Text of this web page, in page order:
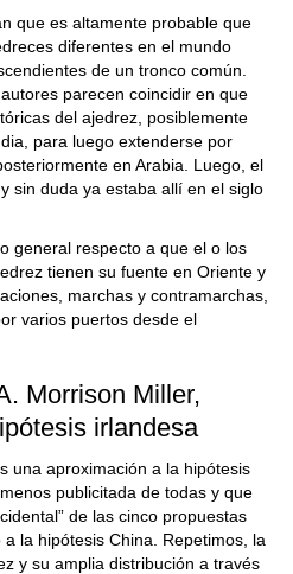
que es altamente probable que
diferentes en el mundo
de un tronco común.
parecen coincidir en que
del ajedrez, posiblemente
para luego extenderse por
en Arabia. Luego, el
sin duda ya estaba allí en el siglo
general respecto a que el o los
tienen su fuente en Oriente y
marchas y contramarchas,
varios puertos desde el
Morrison Miller,
irlandesa
una aproximación a la hipótesis
publicitada de todas y que
de las cinco propuestas
la hipótesis China. Repetimos, la
y su amplia distribución a través